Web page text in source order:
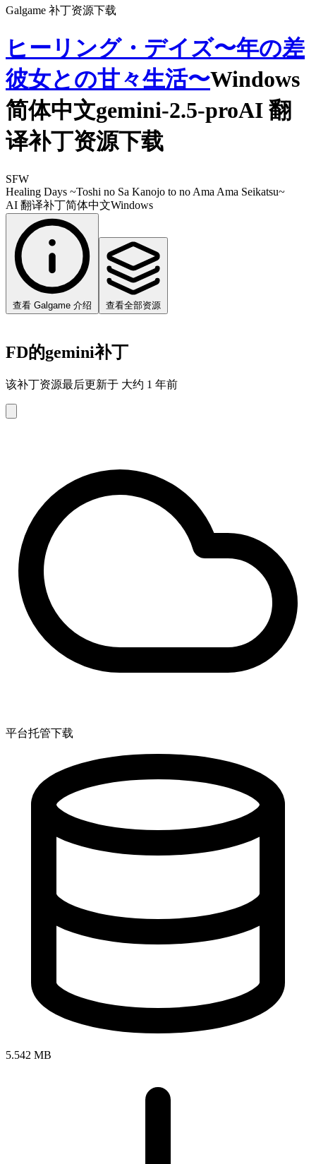
Galgame 补丁资源下载
ヒーリング・デイズ〜年の差
彼女との甘々生活〜Windows
简体中文gemini-2.5-proAI 翻
译补丁资源下载
SFW
Healing Days ~Toshi no Sa Kanojo to no Ama Ama Seikatsu~
AI 翻译补丁简体中文Windows
查看 Galgame 介绍 查看全部资源
FD的gemini补丁
该补丁资源最后更新于 大约 1 年前
平台托管下载
5.542 MB